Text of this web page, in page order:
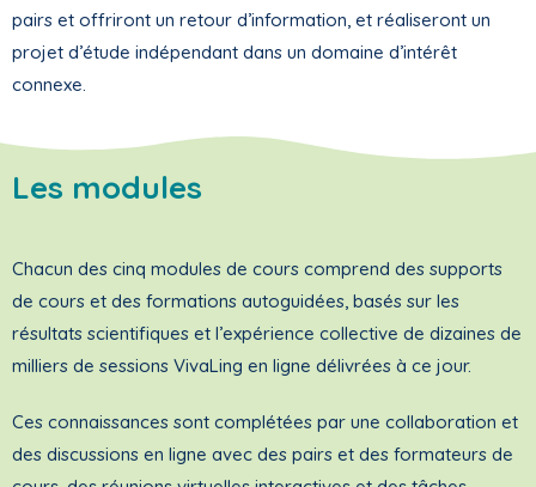
pairs et offriront un retour d’information, et réaliseront un
projet d’étude indépendant dans un domaine d’intérêt
connexe.
Les modules
Chacun des cinq modules de cours comprend des supports
de cours et des formations autoguidées, basés sur les
résultats scientifiques et l’expérience collective de dizaines de
milliers de sessions VivaLing en ligne délivrées à ce jour.
Ces connaissances sont complétées par une collaboration et
des discussions en ligne avec des pairs et des formateurs de